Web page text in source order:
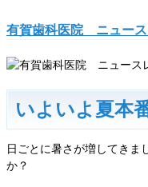
有賀歯科医院 ニュー
いよいよ夏本
日ごとに暑さが増してきま
か？